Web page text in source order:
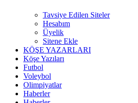
Tavsiye Edilen Siteler
Hesabım
Üyelik
Sitene Ekle
KÖŞE YAZARLARI
Köşe Yazıları
Futbol
Voleybol
Olimpiyatlar
Haberler